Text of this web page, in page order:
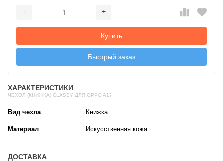
- +
Купить
Быстрый заказ
ХАРАКТЕРИСТИКИ
ЧЕХОЛ (КНИЖКА) CLASSY ДЛЯ OPPO A17
Вид чехла Книжка
Материал Искусственная кожа
ДОСТАВКА